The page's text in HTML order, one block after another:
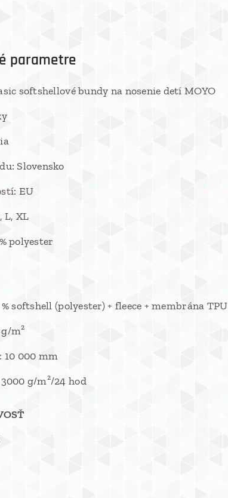
parametre
softshellové bundy na nosenie detí MOYO
Slovensko
EU
L, XL
polyester
softshell (polyester) + fleece + membrána TPU
m²
10 000 mm
g/m²/24 hod